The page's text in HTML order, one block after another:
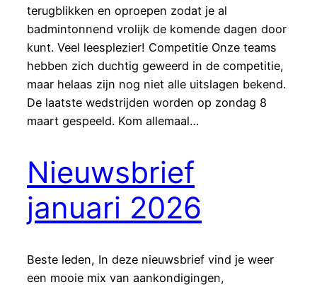
terugblikken en oproepen zodat je al
badmintonnend vrolijk de komende dagen door
kunt. Veel leesplezier! Competitie Onze teams
hebben zich duchtig geweerd in de competitie,
maar helaas zijn nog niet alle uitslagen bekend.
De laatste wedstrijden worden op zondag 8
maart gespeeld. Kom allemaal…
Nieuwsbrief
januari 2026
Beste leden, In deze nieuwsbrief vind je weer
een mooie mix van aankondigingen,